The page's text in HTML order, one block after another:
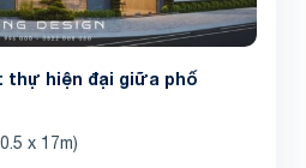
thự hiện đại giữa phố
x 17m)